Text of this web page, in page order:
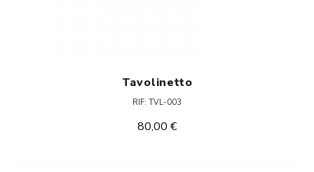
Tavolinetto
RIF: TVL-003
80,00 €